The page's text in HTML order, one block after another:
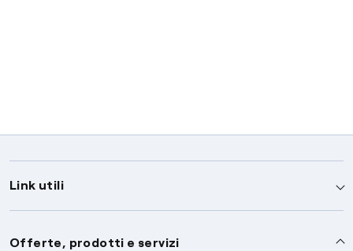
Link utili
Assistenza
Offerte, prodotti e servizi